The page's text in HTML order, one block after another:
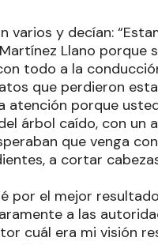
varios y decían:
Llano porque
todo a la
que perdieron
atención porque
árbol caído, con un
que venga
a cortar
por el mejor
a las
cuál era mi visión